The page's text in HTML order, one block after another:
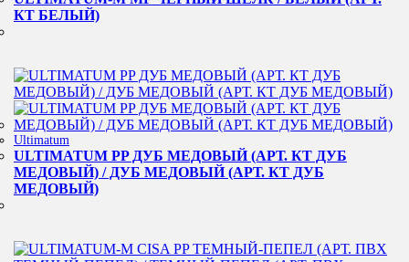
КТ БЕЛЫЙ)
Ultimatum
ULTIMATUM PP ДУБ МЕДОВЫЙ (АРТ. КТ ДУБ
МЕДОВЫЙ) / ДУБ МЕДОВЫЙ (АРТ. КТ ДУБ
МЕДОВЫЙ)